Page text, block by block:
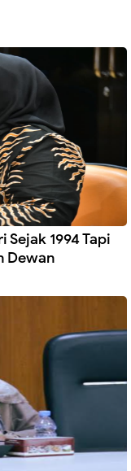
Sejak 1994 Tapi
Dewan